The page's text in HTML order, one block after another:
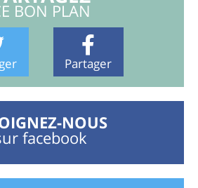
BON PLAN
Partager
NOUS
facebook